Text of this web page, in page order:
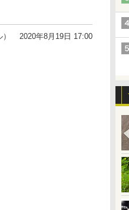
2020年8月19日 17:00